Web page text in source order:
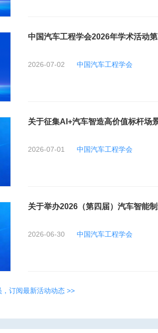
中国汽车工程学会2026年学术活动
2026-07-02 中国汽车工程学会
关于征集AI+汽车智造高价值标杆场
2026-07-01 中国汽车工程学会
关于举办2026（第四届）汽车智能
2026-06-30 中国汽车工程学会
订阅最新活动动态 >>